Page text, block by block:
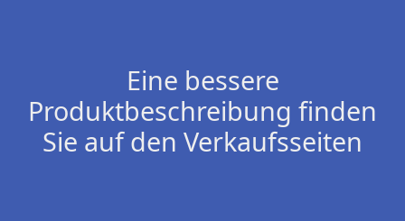
Eine bessere
Produktbeschreibung finden
Sie auf den Verkaufsseiten